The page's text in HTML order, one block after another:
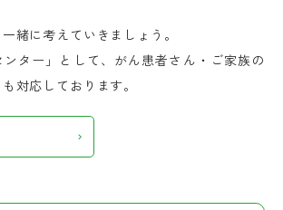
緒に考えていきましょう。
ンター」として、がん患者さん・ご家族の
対応しております。